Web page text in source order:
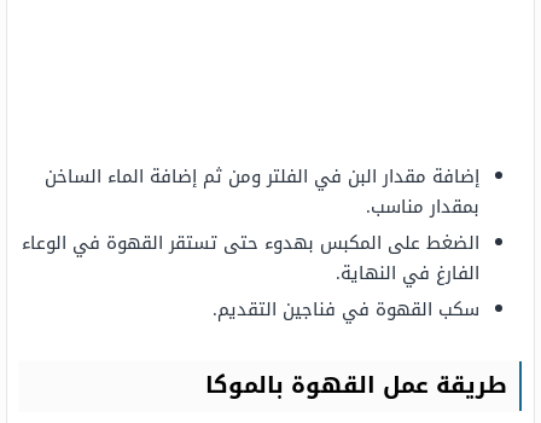
إضافة مقدار البن في الفلتر ومن ثم إضافة الماء الساخن
بمقدار مناسب.
الضغط على المكبس بهدوء حتى تستقر القهوة في الوعاء
الفارغ في النهاية.
سكب القهوة في فناجين التقديم.
طريقة عمل القهوة بالموكا